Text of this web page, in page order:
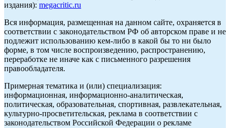
издания): megacritic.ru
Вся информация, размещенная на данном сайте, охраняется в
соответствии с законодательством РФ об авторском праве и не
подлежит использованию кем-либо в какой бы то ни было
форме, в том числе воспроизведению, распространению,
переработке не иначе как с письменного разрешения
правообладателя.
Примерная тематика и (или) специализация:
информационная, информационно-аналитическая,
политическая, образовательная, спортивная, развлекательная,
культурно-просветительская, реклама в соответствии с
законодательством Российской Федерации о рекламе